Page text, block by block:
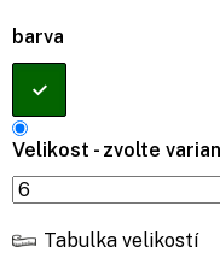
barva
Velikost - zvolte
Tabulka velikostí